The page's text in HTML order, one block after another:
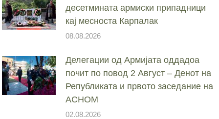
десетмината армиски припадници
кај месноста Карпалак
08.08.2026
Делегации од Армијата оддадоа
почит по повод 2 Август – Денот на
Републиката и првото заседание на
АСНОМ
02.08.2026